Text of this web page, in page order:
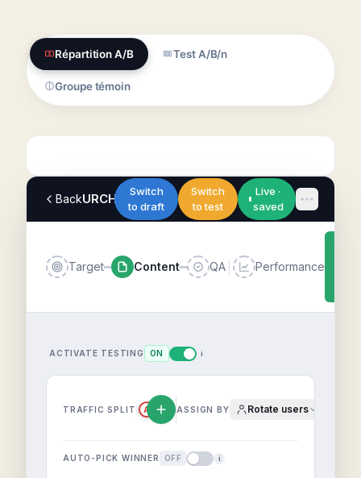
Répartition A/B Test A/B/n
Groupe témoin